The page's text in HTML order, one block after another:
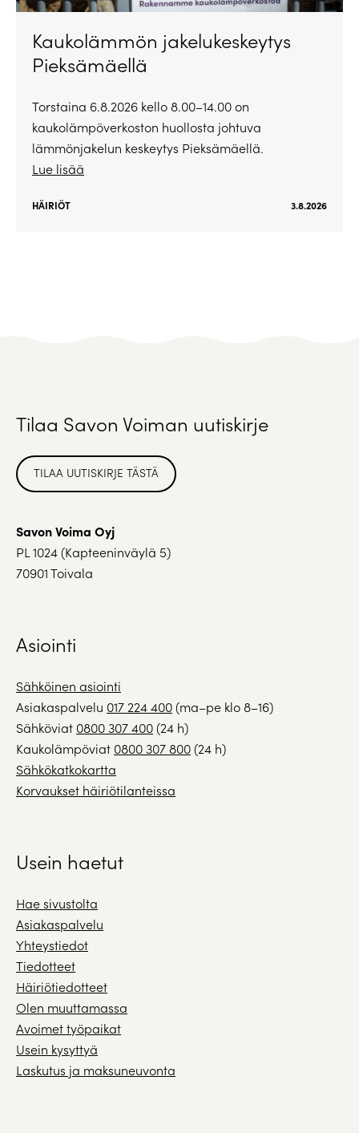
Kaukolämmön jakelukeskeytys
Pieksämäellä
Torstaina 6.8.2026 kello 8.00–14.00 on
kaukolämpöverkoston huollosta johtuva
lämmönjakelun keskeytys Pieksämäellä.
Lue lisää
HÄIRIÖT 3.8.2026
Tilaa Savon Voiman uutiskirje
TILAA UUTISKIRJE TÄSTÄ
Savon Voima Oyj
PL 1024 (Kapteeninväylä 5)
70901 Toivala
Asiointi
Sähköinen asiointi
Asiakaspalvelu 017 224 400(ma–pe klo 8–16)
Sähköviat 0800 307 400(24 h)
Kaukolämpöviat 0800 307 800(24 h)
Sähkökatkokartta
Korvaukset häiriötilanteissa
Usein haetut
Hae sivustolta
Asiakaspalvelu
Yhteystiedot
Tiedotteet
Häiriötiedotteet
Olen muuttamassa
Avoimet työpaikat
Usein kysyttyä
Laskutus ja maksuneuvonta